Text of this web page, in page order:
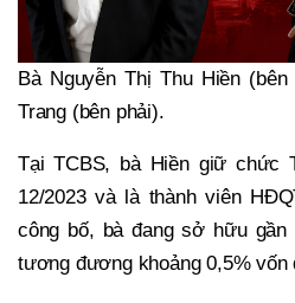
Bà Nguyễn Thị Thu Hiền
Trang (bên phải).
Tại TCBS, bà Hiền giữ chức
12/2023 và là thành viên
công bố, bà đang sở hữu gần
tương đương khoảng 0,5% vốn